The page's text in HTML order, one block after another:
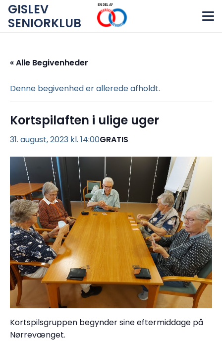
GISLEV
SENIORKLUB
« Alle Begivenheder
Denne begivenhed er allerede afholdt.
Kortspilaften i ulige uger
31. august, 2023 kl. 14:00GRATIS
Kortspilsgruppen begynder sine eftermiddage på
Nørrevænget.